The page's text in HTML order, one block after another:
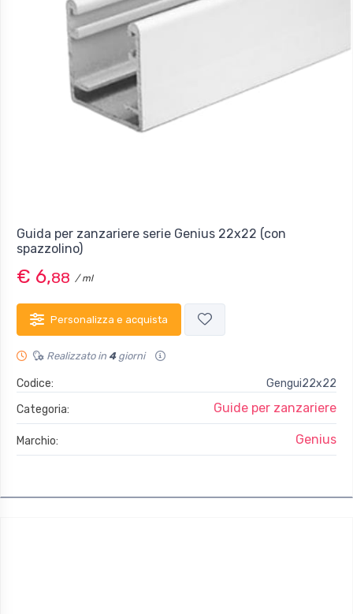
Guida per zanzariere serie Genius 22x22 (con
spazzolino)
€ 6,88 / ml
Personalizza e acquista
Realizzato in 4giorni
Codice:
Gengui22x22
Categoria:
Guide per zanzariere
Marchio: Genius